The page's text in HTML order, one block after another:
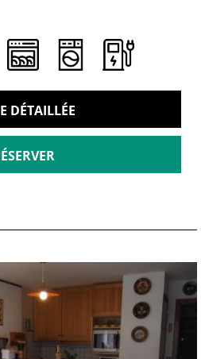
DÉTAILLÉE